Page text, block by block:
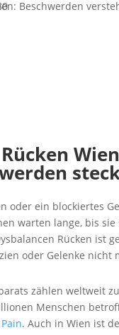
oder ein blockiertes
warten lange, bis
Rücken ist
oder Gelenke
zählen weltweit
Menschen
. Auch in Wien ist